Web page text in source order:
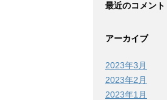
最近のコメント
アーカイブ
2023年3月
2023年2月
2023年1月